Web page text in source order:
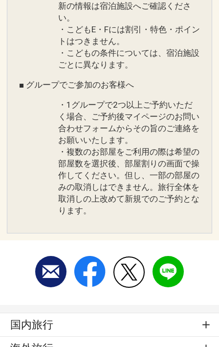
新の情報は宿泊施設へご確認くださ
い。
・こどもE・Fには割引・特色・ポイン
トはつきません。
・こどもの条件については、宿泊施設
ごとに異なります。
■ グループでご参加のお客様へ
・1グループで2つ以上ご予約いただ
く場合、ご予約後マイページのお問い
合わせフォームからその旨のご連絡を
お願いいたします。
・複数のお部屋をご利用の際は希望の
部屋数を選択後、部屋割りの画面で操
作してください。但し、一部の部屋の
みの取消しはできません。旅行全体を
取消しの上改めて新規でのご予約とな
ります。
国内旅行